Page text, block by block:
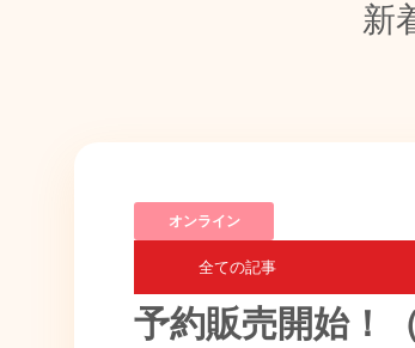
新
オンライン
全ての記事
予約販売開始！